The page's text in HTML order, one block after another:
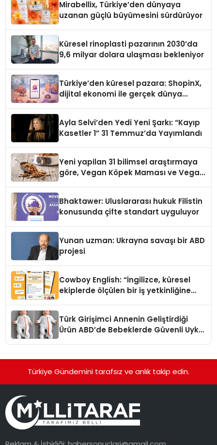
Mirabellix, Türkiye’den dünyaya
uzanan güçlü büyümesini sürdürüyor
Küresel rinoplasti pazarının 2030’da
9,6 milyar dolara ulaşması bekleniyor
Türkiye’den küresel pazara: ShopinX,
dijital ekonomi ile gerçek dünya
Ayla Selvi’den Yedi Yeni Şarkı: “Kayıp
Kasetler 1” 31 Temmuz’da Yayımlandı
Yeni yapilan 31 bilimsel araştırmaya
göre, Vegan Köpek Maması ve Vegan
Bhaktawer: Uluslararası hukuk Filistin
konusunda çifte standart uyguluyor
Yunan uzman: Ukrayna savaşı bir ABD
projesi
Cowboy English: “İngilizce, küresel
ekiplerde ölçülen bir iş yetkinliğine
Türk Girişimci Annenin Geliştirdiği
Ürün ABD’de Bebeklerde Güvenli Uyku
Türkiye Gündemini tarafsız ve anlık takip edin.